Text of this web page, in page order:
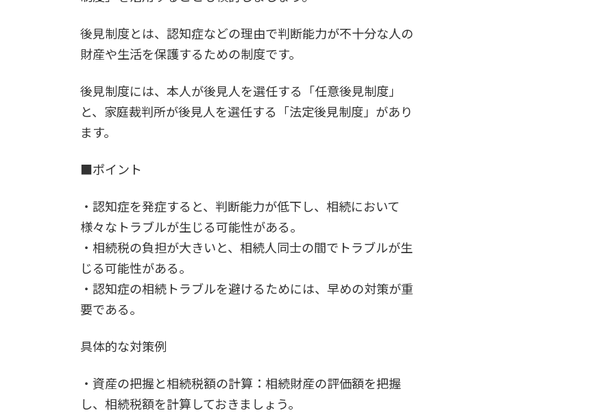
後見制度とは、認知症などの理由で判断能力が不十分な人の
財産や生活を保護するための制度です。
後見制度には、本人が後見人を選任する「任意後見制度」
と、家庭裁判所が後見人を選任する「法定後見制度」があり
ます。
■ポイント
・認知症を発症すると、判断能力が低下し、相続において
様々なトラブルが生じる可能性がある。
・相続税の負担が大きいと、相続人同士の間でトラブルが生
じる可能性がある。
・認知症の相続トラブルを避けるためには、早めの対策が重
要である。
具体的な対策例
・資産の把握と相続税額の計算：相続財産の評価額を把握
し、相続税額を計算しておきましょう。